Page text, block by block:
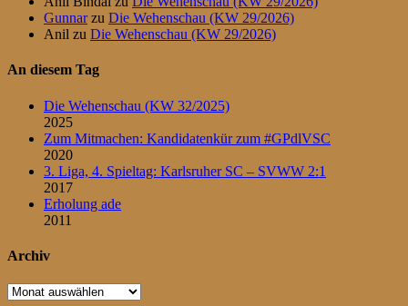
Gunnarzu Die Wehenschau (KW 29/2026)
Anil zu Die Wehenschau (KW 29/2026)
An diesem Tag
Die Wehenschau (KW 32/2025)
2025
Zum Mitmachen: Kandidatenkür zum #GPdlVSC
2020
3. Liga, 4. Spieltag: Karlsruher SC – SVWW 2:1
2017
Erholung ade
2011
Archiv
Archiv